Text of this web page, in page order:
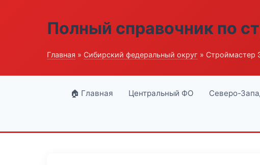
Полный справочник по
Главная » Сибирский федеральный округ » Строймастер
🏠 Главная Центральный ФО Северо-